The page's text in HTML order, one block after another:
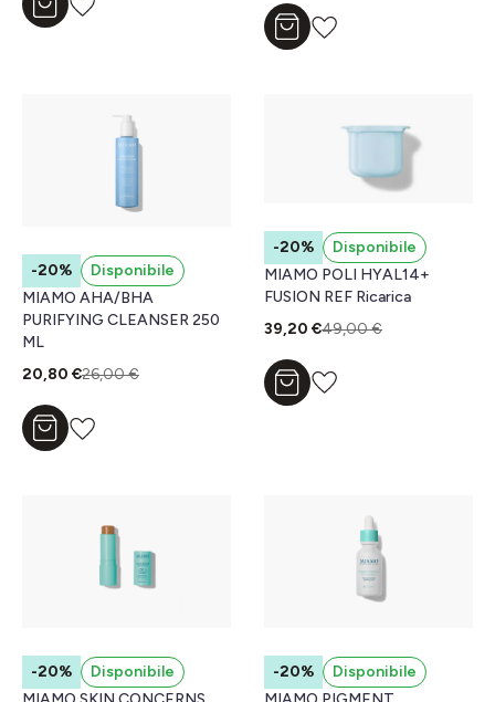
Aggiungi al carrello
Aggiungi al carrello
-20%
Disponibile
MIAMO AHA/BHA
PURIFYING CLEANSER 250
ML
20,80 €26,00 €
Aggiungi al carrello
-20%
Disponibile
MIAMO POLI HYAL14+
FUSION REF Ricarica
39,20 €49,00 €
Aggiungi al carrello
-20%
Disponibile
-20%
Disponibile